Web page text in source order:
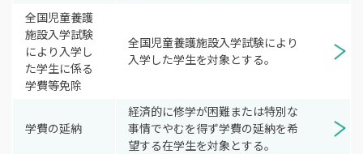
全国児童養護
施設入学試験
により入学し
た学生に係る
学費等免除
全国児童養護施設入学試験により
入学した学生を対象とする。
学費の延納
経済的に修学が困難または特別な
事情でやむを得ず学費の延納を希
望する在学生を対象とする。